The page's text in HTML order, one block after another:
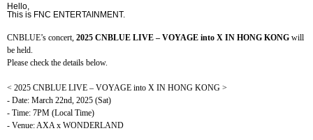
Hello,
This is FNC ENTERTAINMENT.
CNBLUE’s concert, 2025 CNBLUE LIVE – VOYAGE into X IN HONG KONG will
be held.
Please check the details below.
< 2025 CNBLUE LIVE – VOYAGE into X IN HONG KONG >
- Date: March 22nd, 2025 (Sat)
- Time: 7PM (Local Time)
- Venue: AXA x WONDERLAND